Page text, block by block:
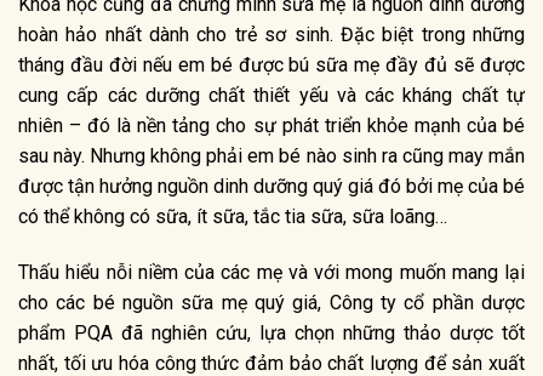
hoàn hảo nhất dành cho trẻ sơ sinh. Đặc biệt trong những
tháng đầu đời nếu em bé được bú sữa mẹ đầy đủ sẽ được
cung cấp các dưỡng chất thiết yếu và các kháng chất tự
nhiên – đó là nền tảng cho sự phát triển khỏe mạnh của bé
sau này. Nhưng không phải em bé nào sinh ra cũng may mắn
được tận hưởng nguồn dinh dưỡng quý giá đó bởi mẹ của bé
có thể không có sữa, ít sữa, tắc tia sữa, sữa loãng…
Thấu hiểu nỗi niềm của các mẹ và với mong muốn mang lại
cho các bé nguồn sữa mẹ quý giá, Công ty cổ phần dược
phẩm PQA đã nghiên cứu, lựa chọn những thảo dược tốt
nhất, tối ưu hóa công thức đảm bảo chất lượng để sản xuất